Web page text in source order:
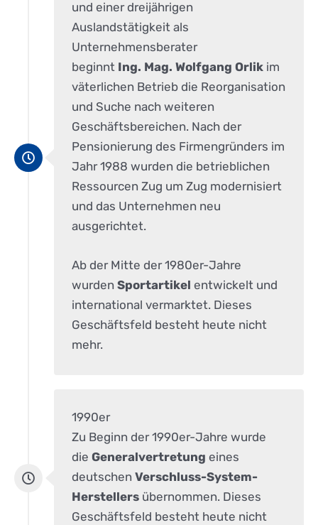
und einer dreijährigen
Auslandstätigkeit als
Unternehmensberater
beginnt Ing. Mag. Wolfgang Orlik im
väterlichen Betrieb die Reorganisation
und Suche nach weiteren
Geschäftsbereichen. Nach der
Pensionierung des Firmengründers im
Jahr 1988 wurden die betrieblichen
Ressourcen Zug um Zug modernisiert
und das Unternehmen neu
ausgerichtet.
Ab der Mitte der 1980er-Jahre
wurden Sportartikel entwickelt und
international vermarktet. Dieses
Geschäftsfeld besteht heute nicht
mehr.
1990er
Zu Beginn der 1990er-Jahre wurde
die Generalvertretung eines
deutschen Verschluss-System-
Herstellers übernommen. Dieses
Geschäftsfeld besteht heute nicht